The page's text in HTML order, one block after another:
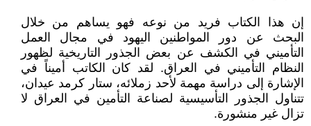
إن هذا الكتاب فريد من نوعه فهو يساهم من خلال
البحث عن دور المواطنين اليهود في مجال العمل
التأميني في الكشف عن بعض الجذور التاريخية لظهور
النظام التأميني في العراق. لقد كان الكاتب أميناً في
الإشارة إلى دراسة مهمة لأحد زملائه، ستار كرمد عيدان،
تتناول الجذور التأسيسية لصناعة التأمين في العراق لا
تزال غير منشورة.